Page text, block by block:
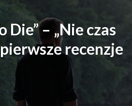
Die” – „Nie czas
recenzje